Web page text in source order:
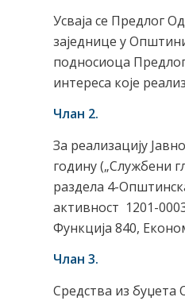
Усваја се Предлог
заједнице у
подносиоца
интереса које
Члан 2.
За реализацију
годину („Службени
раздела 4-
активност 1201-
Функција 840,
Члан 3.
Средства из буџета